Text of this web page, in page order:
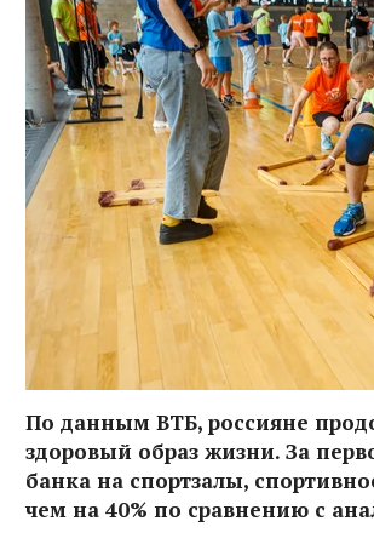
По данным ВТБ, россияне
здоровый образ жизни. За
банка на спортзалы,
чем на 40% по сравнению с